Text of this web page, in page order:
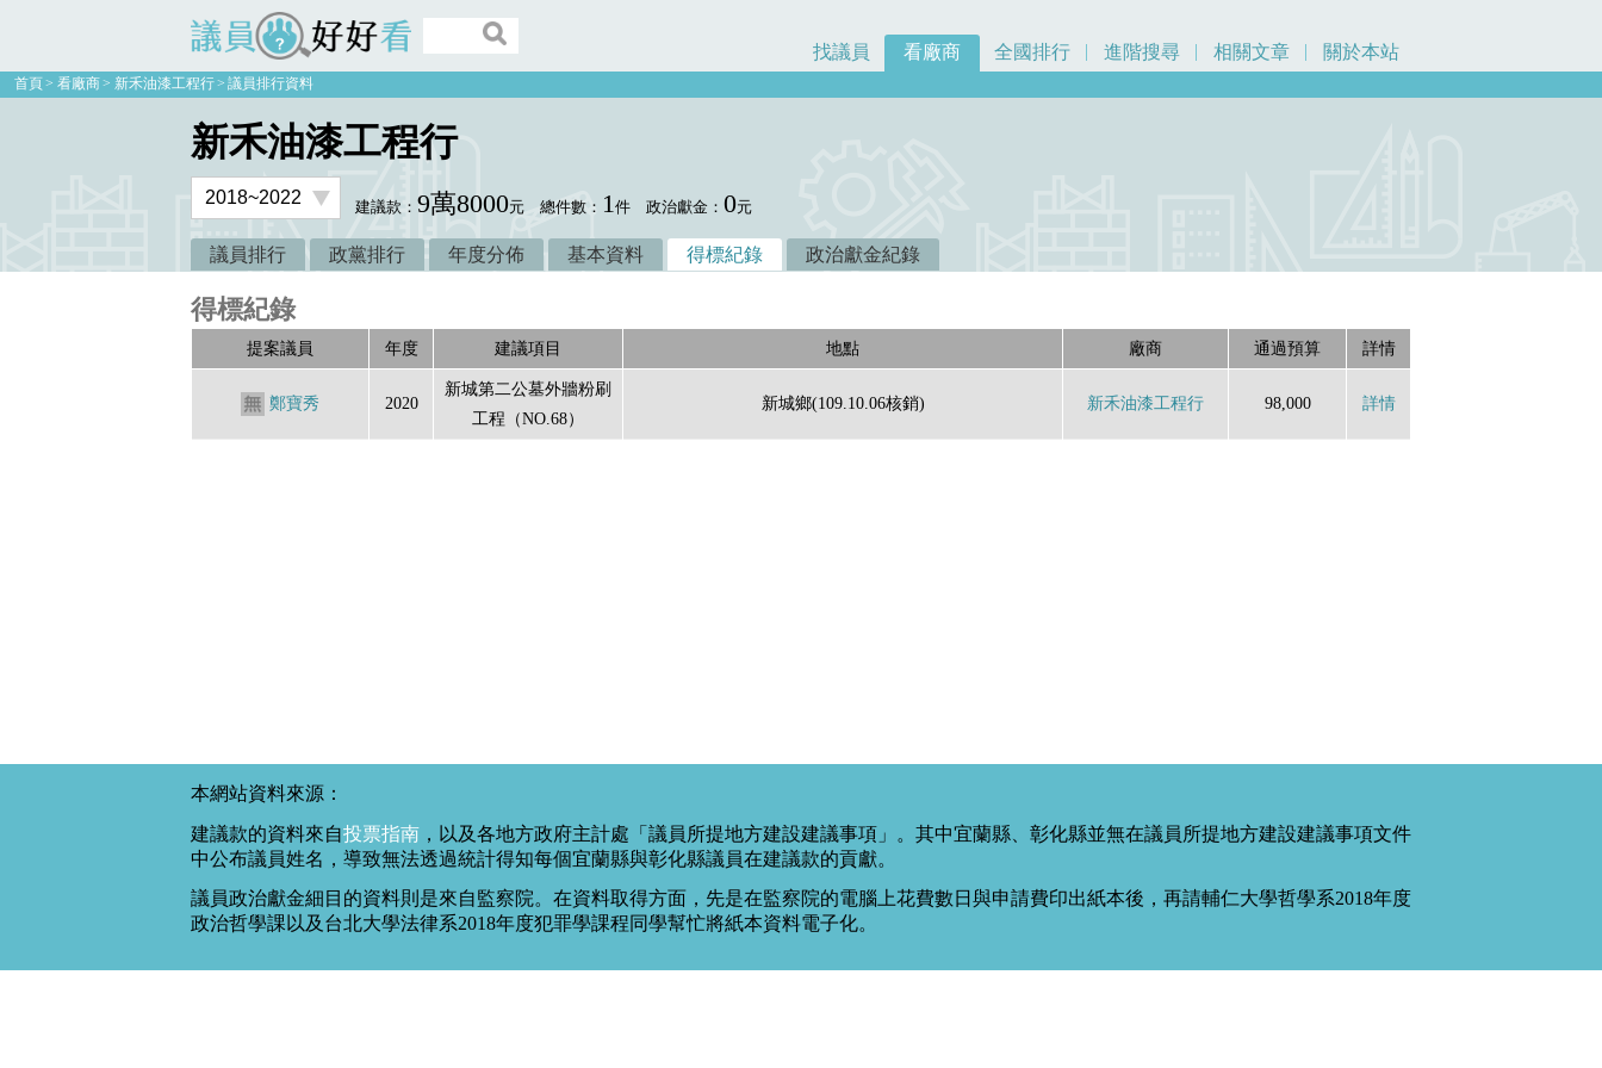
議員好好看
找議員 看廠商 全國排行 進階搜尋 相關文章 關於本站
首頁 看廠商 新禾油漆工程行 議員排行資料
新禾油漆工程行
建議款：9萬8000元 總件數： 1件 政治獻金：0元
議員排行 政黨排行 年度分佈 基本資料 得標紀錄 政治獻金紀錄
得標紀錄
提案議員 年度 建議項目 地點 廠商 通過預算 詳情
鄭寶秀 2020
新城第二公墓外牆粉刷
工程（NO.68）
新城鄉(109.10.06核銷) 新禾油漆工程行 98,000 詳情
本網站資料來源：
建議款的資料來自投票指南 ，以及各地方政府主計處「議員所提地方建設建議事項」。其中宜蘭縣、彰化縣並無在議員所提地方建設建議事項文件
中公布議員姓名，導致無法透過統計得知每個宜蘭縣與彰化縣議員在建議款的貢獻。
議員政治獻金細目的資料則是來自監察院。在資料取得方面，先是在監察院的電腦上花費數日與申請費印出紙本後，再請輔仁大學哲學系2018年度
政治哲學課以及台北大學法律系2018年度犯罪學課程同學幫忙將紙本資料電子化。